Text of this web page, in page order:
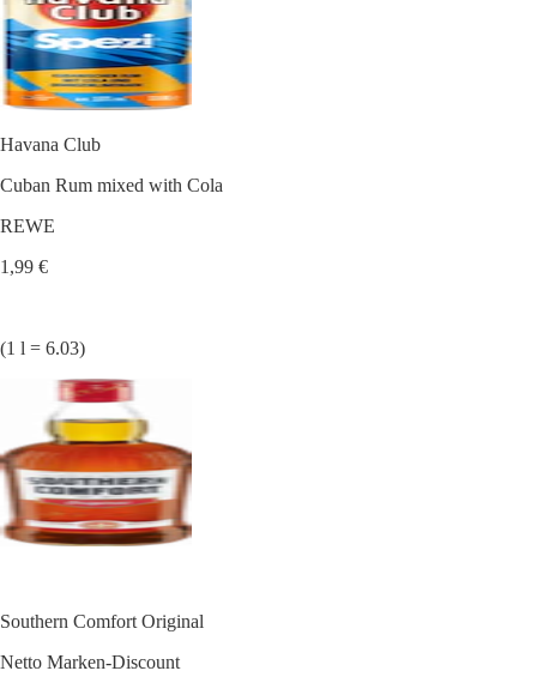
Havana Club
Cuban Rum mixed with Cola
REWE
1,99 €
(1 l = 6.03)
Southern Comfort Original
Netto Marken-Discount